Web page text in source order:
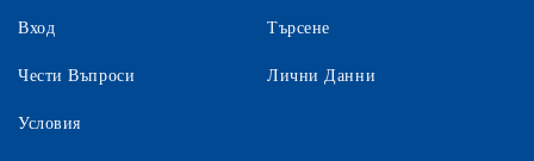
Вход
Чести Въпроси
Търсене
Лични Данни
Условия